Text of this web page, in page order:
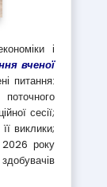
і
вченої
питання:
сесії;
виклики;
2026 року